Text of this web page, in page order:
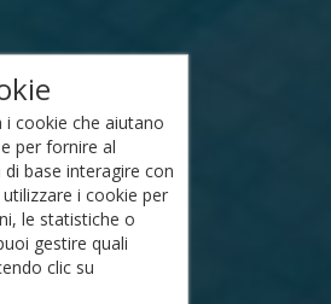
cookie che aiutano
per fornire al
base interagire con
i cookie per
le statistiche o
gestire quali
clic su